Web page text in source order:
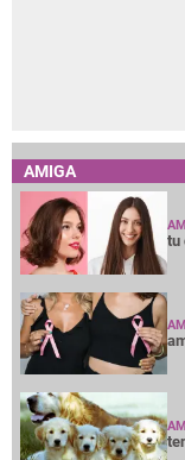
AMIGA
tu